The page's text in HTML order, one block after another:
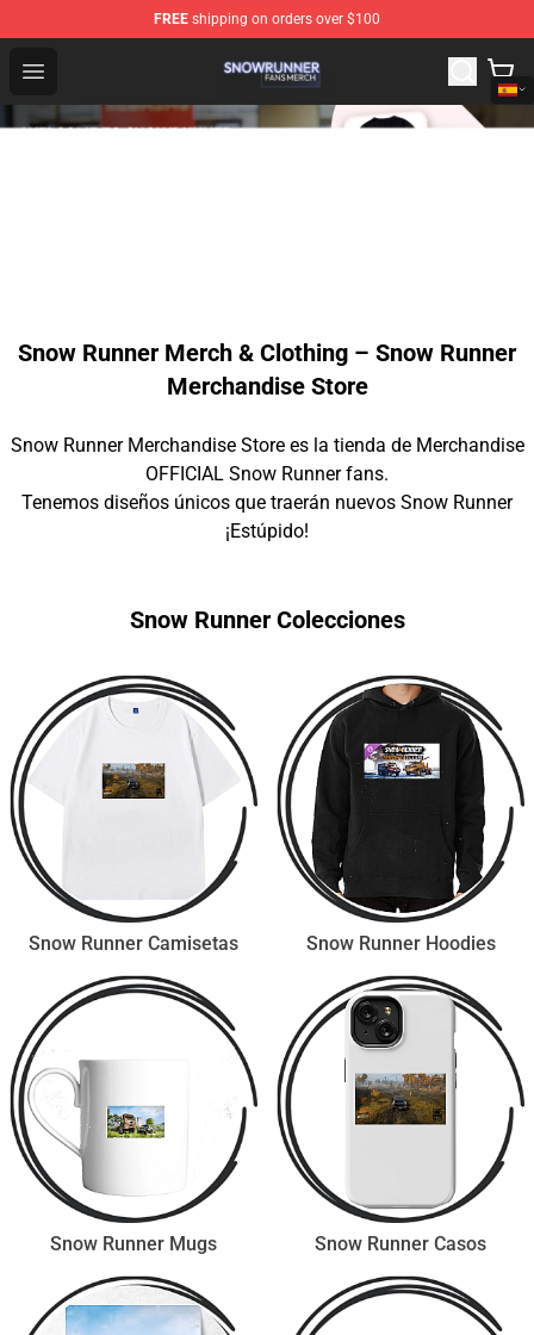
FREE shipping on orders over $100
Open menu
Snow Runner Shop - Official Snow Runner Merchandise
Snow Runner Merch & Clothing – Snow Runner
Merchandise Store
Snow Runner Merchandise Store es la tienda de Merchandise
OFFICIAL Snow Runner fans.
Tenemos diseños únicos que traerán nuevos Snow Runner
¡Estúpido!
Snow Runner Colecciones
Snow Runner Camisetas Snow Runner Hoodies
Snow Runner Mugs Snow Runner Casos